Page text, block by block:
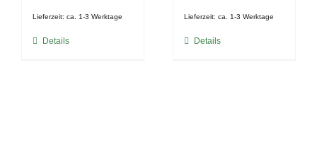
Lieferzeit: ca. 1-3 Werktage
Details
Lieferzeit:ca. 1-3 Werktage
Details